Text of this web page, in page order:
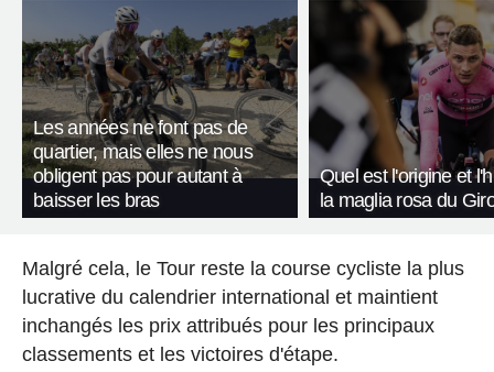
Les années ne font pas de
quartier, mais elles ne nous
obligent pas pour autant à
baisser les bras
Quel est l'origine et
la maglia rosa du
Malgré cela, le Tour reste la course cycliste la plus
lucrative du calendrier international et maintient
inchangés les prix attribués pour les principaux
classements et les victoires d'étape.